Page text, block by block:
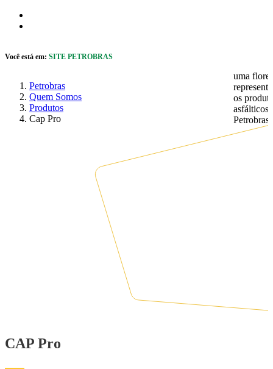
Você está em: SITE PETROBRAS
Petrobras
Quem Somos
Produtos
Cap Pro
CAP Pro
caixa de cookies